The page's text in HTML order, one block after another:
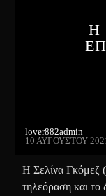
Η
lover882admin
10 ΑΥΓΟΎΣΤΟΥ
Η Σελίνα Γκόμεζ
τηλεόραση και το